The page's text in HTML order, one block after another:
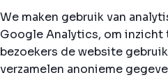
We maken gebruik van
Google Analytics, om inzicht
bezoekers de website
verzamelen anonieme